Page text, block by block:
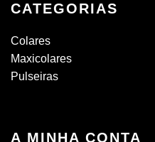
CATEGORIAS
Colares
Maxicolares
Pulseiras
A MINHA CONTA